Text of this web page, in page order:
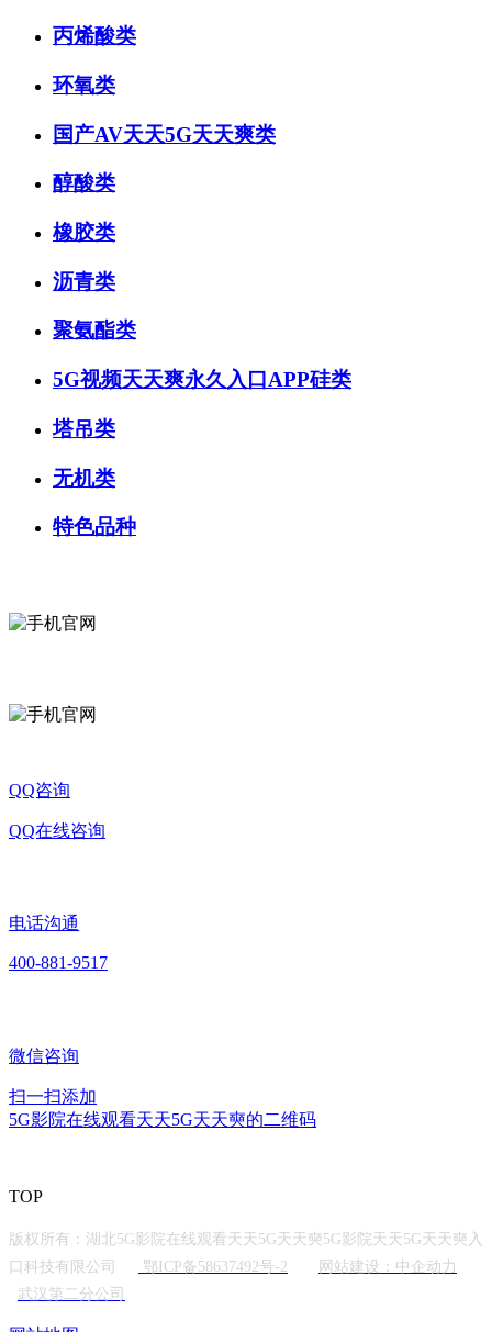
丙烯酸类
环氧类
国产AV天天5G天天爽类
醇酸类
橡胶类
沥青类
聚氨酯类
5G视频天天爽永久入口APP硅类
塔吊类
无机类
特色品种
QQ咨询
QQ在线咨询
电话沟通
400-881-9517
微信咨询
扫一扫添加
5G影院在线观看天天5G天天奭的二维码
TOP
版权所有：湖北5G影院在线观看天天5G天天奭5G影院天天5G天天奭入
口科技有限公司
鄂ICP备58637492号-2
网站建设：中企动力
武汉第二分公司